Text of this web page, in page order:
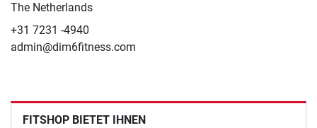
The Netherlands
+31 7231 -4940
admin@dim6fitness.com
FITSHOP BIETET IHNEN